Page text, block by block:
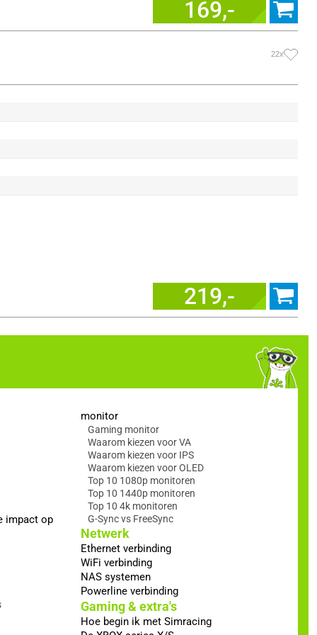
169,-
22x
219,-
impact op
monitor
Gaming monitor
Waarom kiezen voor VA
Waarom kiezen voor IPS
Waarom kiezen voor OLED
Top 10 1080p monitoren
Top 10 1440p monitoren
Top 10 4k monitoren
G-Sync vs FreeSync
Netwerk
Ethernet verbinding
WiFi verbinding
NAS systemen
Powerline verbinding
Gaming & extra's
Hoe begin ik met Simracing